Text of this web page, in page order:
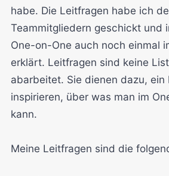
habe. Die Leitfragen habe ich
Teammitgliedern geschickt und
One-on-One auch noch einmal
erklärt. Leitfragen sind keine
abarbeitet. Sie dienen dazu, ein
inspirieren, über was man im
kann.
Meine Leitfragen sind die